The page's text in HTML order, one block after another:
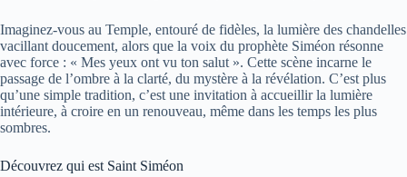
Imaginez-vous au Temple, entouré de fidèles, la lumière des chandelles
vacillant doucement, alors que la voix du prophète Siméon résonne
avec force : « Mes yeux ont vu ton salut ». Cette scène incarne le
passage de l’ombre à la clarté, du mystère à la révélation. C’est plus
qu’une simple tradition, c’est une invitation à accueillir la lumière
intérieure, à croire en un renouveau, même dans les temps les plus
sombres.
Découvrez qui est Saint Siméon